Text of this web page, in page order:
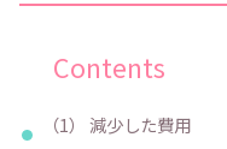
Contents
（1） 減少した費用